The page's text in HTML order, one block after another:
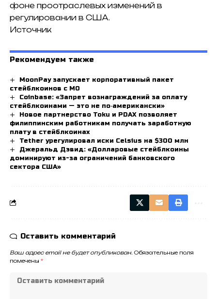
фоне проотраслевых изменений в
регулировании в США.
Источник
Рекомендуем также
MoonPay запускает корпоративный пакет
стейблкоинов с M0
Coinbase: «Запрет вознаграждений за оплату
стейблкоинами — это не по‑американски»
Новое партнерство Toku и PDAX позволяет
филиппинским работникам получать заработную
плату в стейблкоинах
Tether урегулировал иски Celsius на $300 млн
Джеральд Дэвид: «Долларовые стейблкоины
доминируют из-за ограничений банковского
сектора США»
Оставить комментарий
Ваш адрес email не будет опубликован. Обязательные поля
помечены *